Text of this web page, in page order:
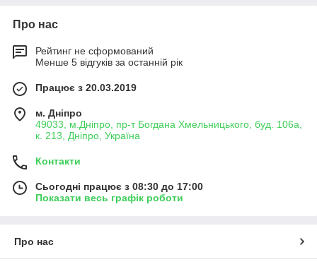
Про нас
Рейтинг не сформований
Менше 5 відгуків за останній рік
Працює з 20.03.2019
м. Дніпро
49033, м.Дніпро, пр-т Богдана Хмельницького, буд. 106а,
к. 213, Дніпро, Україна
Контакти
Сьогодні працює з 08:30 до 17:00
Показати весь графік роботи
Про нас